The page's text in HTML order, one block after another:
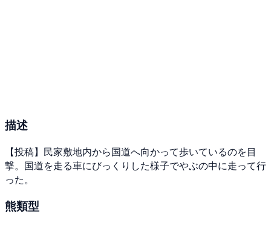
描述
【投稿】民家敷地内から国道へ向かって歩いているのを目
撃。国道を走る車にびっくりした様子でやぶの中に走って行
った。
熊類型